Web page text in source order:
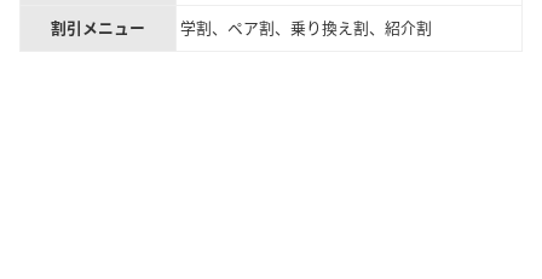
割引メニュー
学割、ペア割、乗り換え割、紹介割